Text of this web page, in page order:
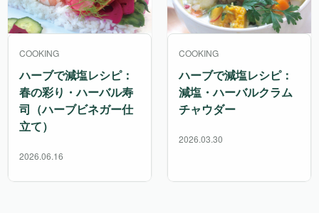
COOKING
ハーブで減塩レシピ：
春の彩り・ハーバル寿
司（ハーブビネガー仕
立て）
2026.06.16
COOKING
ハーブで減塩レシピ：
減塩・ハーバルクラム
チャウダー
2026.03.30